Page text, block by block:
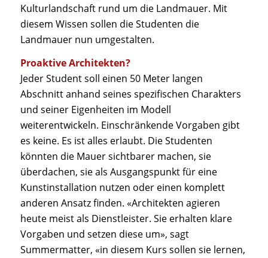
Kulturlandschaft rund um die Landmauer. Mit
diesem Wissen sollen die Studenten die
Landmauer nun umgestalten.
Proaktive Architekten?
Jeder Student soll einen 50 Meter langen
Abschnitt anhand seines spezifischen Charakters
und seiner Eigenheiten im Modell
weiterentwickeln. Einschränkende Vorgaben gibt
es keine. Es ist alles erlaubt. Die Studenten
könnten die Mauer sichtbarer machen, sie
überdachen, sie als Ausgangspunkt für eine
Kunstinstallation nutzen oder einen komplett
anderen Ansatz finden. «Architekten agieren
heute meist als Dienstleister. Sie erhalten klare
Vorgaben und setzen diese um», sagt
Summermatter, «in diesem Kurs sollen sie lernen,